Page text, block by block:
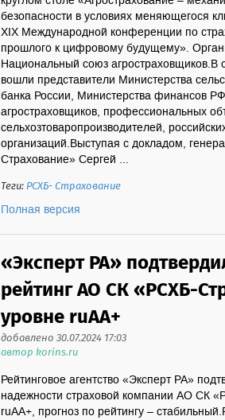
безопасности в условиях меняющегося
XIX Международной конференции по
прошлого к цифровому будущему».
Национальный союз агростраховщиков.В
вошли представители Министерства
банка России, Министерства финансов
агростраховщиков, профессиональных
сельхозтоваропроизводителей,
организаций.Выступая с докладом,
Страхование» Сергей ...
Теги:РСХБ- Страхование
Полная версия
«Эксперт РА»
рейтинг АО СК «РСХБ-
уровне ruАА+
добавлено 30.07.2024 17:03
автор korins.ru
Рейтинговое агентство «Эксперт РА»
надежности страховой компании АО СК
ruАА+, прогноз по рейтингу –